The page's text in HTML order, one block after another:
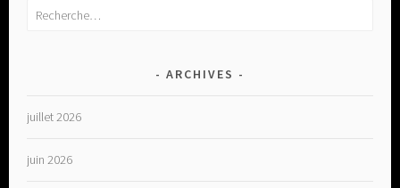
Rechercher :
ARCHIVES
juillet 2026
juin 2026